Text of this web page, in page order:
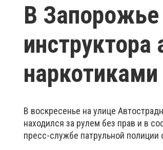
В
наркотиками
В воскресенье на улице
находился за рулем без прав и в
пресс-службе патрульной полиции